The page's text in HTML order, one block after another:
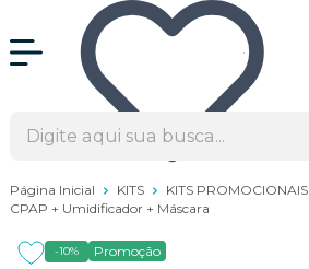
Página Inicial KITS
KITS PROMOCIONAIS
CPAP + Umidificador + Máscara
-10% Promoção